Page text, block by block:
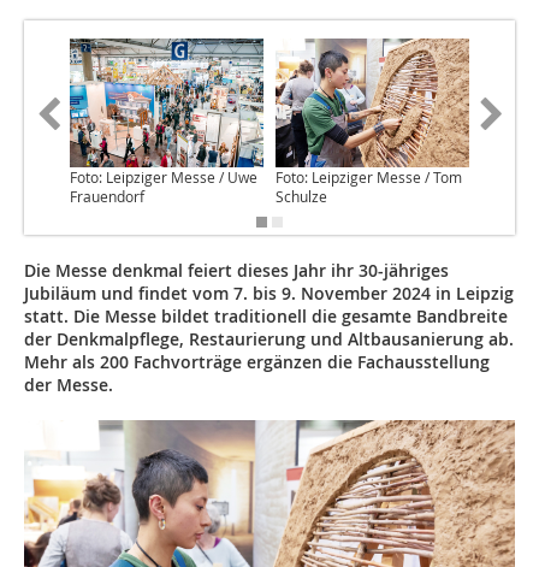
Foto: Leipziger Messe / Uwe
Frauendorf
Foto: Leipziger Messe / Tom
Schulze
Die Messe denkmal feiert dieses Jahr ihr 30-jähriges
Jubiläum und findet vom 7. bis 9. November 2024 in Leipzig
statt. Die Messe bildet traditionell die gesamte Bandbreite
der Denkmalpflege, Restaurierung und Altbausanierung ab.
Mehr als 200 Fachvorträge ergänzen die Fachausstellung
der Messe.